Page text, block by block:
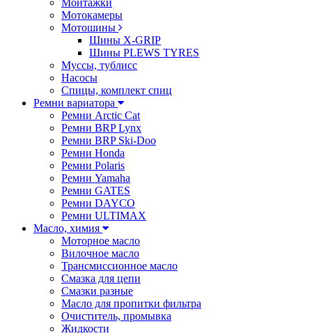
Монтажки
Мотокамеры
Мотошины
Шины X-GRIP
Шины PLEWS TYRES
Муссы, тублисс
Насосы
Спицы, комплект спиц
Ремни вариатора
Ремни Arctic Cat
Ремни BRP Lynx
Ремни BRP Ski-Doo
Ремни Honda
Ремни Polaris
Ремни Yamaha
Ремни GATES
Ремни DAYCO
Ремни ULTIMAX
Масло, химия
Моторное масло
Вилочное масло
Трансмиссионное масло
Смазка для цепи
Смазки разные
Масло для пропитки фильтра
Очиститель, промывка
Жидкости